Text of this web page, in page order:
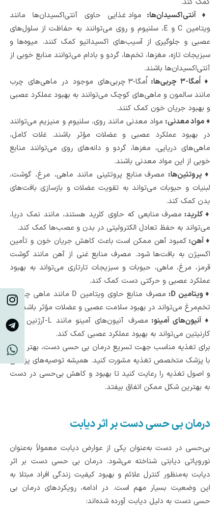
کمک کند.
♦ آنتی‌اکسیدان‌ها: مواد غذایی حاوی آنتی‌اکسیدان‌ها مانند
ویتامین C و E، سلنیوم و روی می‌توانند به حفاظت از سلول‌های
عصبی و جلوگیری از آسیب‌های اکسیداتیو کمک کنند. میوه‌ها و
سبزیجات تازه، مغزها، تخم‌ها، گردو و بادام می‌توانند منابع خوبی از
آنتی‌اکسیدان‌ها باشند.
♦ اُمگا-۳ چربی‌ها:
اُمگا-۳ چربی‌های موجود در ماهی‌های چرب
مانند سالمون و ماهی‌های کوچک می‌توانند به بهبود عملکرد عصبی
و بهبود جریان خون کمک کنند.
♦ مواد معدنی: مواد معدنی مانند روی، سلنیوم و منیزیم می‌توانند
در بهبود عملکرد عصبی و عضلات مؤثر باشند. غلات کامل،
ماهی‌های دریایی، مغزها، گردو و دانه‌های روی می‌توانند منابع
خوبی از این مواد معدنی باشند.
♦ پروتئین‌ها: مصرف منابع پروتئینی مانند ماهی، مرغ، گوشت،
لبنیات و حبوبات می‌تواند به تقویت عضلات و بازسازی بافت‌های
بدن کمک کند.
♦ کلرید: مصرف منابعی که حاوی کلرید هستند، مانند نمک دریا،
می‌تواند به حفظ تعادل الکترولیتی در بدن و عصب‌ها کمک کند.
♦ آهن: کمبود آهن ممکن است باعث کاهش جریان خون و تأمین
اکسیژن به بافت‌ها شود. مصرف منابع غنی از آهن مانند گوشت
قرمز، مرغ، ماهی، حبوبات و سبزیجات تارتاری می‌تواند به بهبود
عملکرد عصبی و حرکتی دست کمک کند.
♦ ویتامین D:
مصرف منابع حاوی ویتامین D مانند ماهی چرب و
تخم‌مرغ می‌تواند در بهبود سلامت عصبی و عضلات مؤثر باشد.
♦ آنیون‌های آمینو:
مصرف آنیون‌های آمینو مانند L-آرژنین و L-
کارنیتین می‌تواند به بهبود عملکرد عصبی کمک کند.
برای تغذیه مناسب جهت تسریع درمان بی حسی دست، بهتر است
با پزشک متخصص تغذیه‌ مشورت کنید. همیشه توصیه‌های پزشکی
و اصول تغذیه را رعایت کنید تا بهبود و کاهش بی‌حسی در دست
به بهترین شکل ممکن اتفاق بیفتد.
درمان بی حسی دست بر اثر دیابت
بی‌حسی در دست به‌عنوان یکی از عوارض دیابت معمولاً به‌عنوان
نوروپاتی دیابتی شناخته می‌شود. درمان بی حسی دست بر اثر
دیابت به‌منظور کنترل علائم و بهبود کیفیت زندگی افراد مبتلا به
این وضعیت بسیار مهم است. در ادامه، رویکردهای درمان بی
حسی دست به دلیل دیابت آورده شده‌اند: